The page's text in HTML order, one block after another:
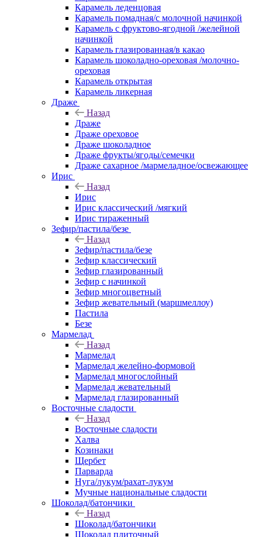
Карамель леденцовая
Карамель помадная/с молочной начинкой
Карамель с фруктово-ягодной /желейной
начинкой
Карамель глазированная/в какао
Карамель шоколадно-ореховая /молочно-
ореховая
Карамель открытая
Карамель ликерная
Драже
Назад
Драже
Драже ореховое
Драже шоколадное
Драже фрукты/ягоды/семечки
Драже сахарное /мармеладное/освежающее
Ирис
Назад
Ирис
Ирис классический /мягкий
Ирис тираженный
Зефир/пастила/безе
Назад
Зефир/пастила/безе
Зефир классический
Зефир глазированный
Зефир с начинкой
Зефир многоцветный
Зефир жевательный (маршмеллоу)
Пастила
Безе
Мармелад
Назад
Мармелад
Мармелад желейно-формовой
Мармелад многослойный
Мармелад жевательный
Мармелад глазированный
Восточные сладости
Назад
Восточные сладости
Халва
Козинаки
Щербет
Парварда
Нуга/лукум/рахат-лукум
Мучные национальные сладости
Шоколад/батончики
Назад
Шоколад/батончики
Шоколад плиточный